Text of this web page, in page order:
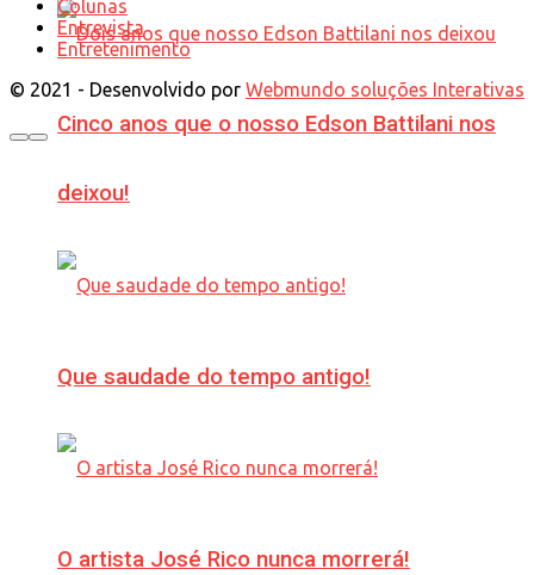
Cinco anos que o nosso Edson Battilani nos
deixou!
Que saudade do tempo antigo!
O artista José Rico nunca morrerá!
Colunas
Entrevista
Entretenimento
© 2021 - Desenvolvido por Webmundo soluções Interativas